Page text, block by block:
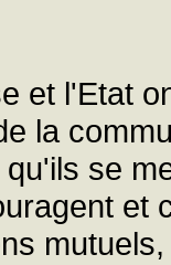
et l'Etat
la
se
et